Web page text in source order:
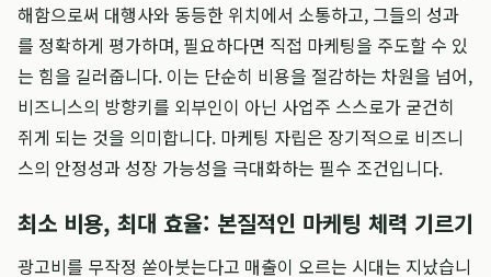
해함으로써 대행사와 동등한 위치에서 소통하고, 그들의 성과
를 정확하게 평가하며, 필요하다면 직접 마케팅을 주도할 수 있
는 힘을 길러줍니다. 이는 단순히 비용을 절감하는 차원을 넘어,
비즈니스의 방향키를 외부인이 아닌 사업주 스스로가 굳건히
쥐게 되는 것을 의미합니다. 마케팅 자립은 장기적으로 비즈니
스의 안정성과 성장 가능성을 극대화하는 필수 조건입니다.
최소 비용, 최대 효율: 본질적인 마케팅 체력 기르기
광고비를 무작정 쏟아붓는다고 매출이 오르는 시대는 지났습니